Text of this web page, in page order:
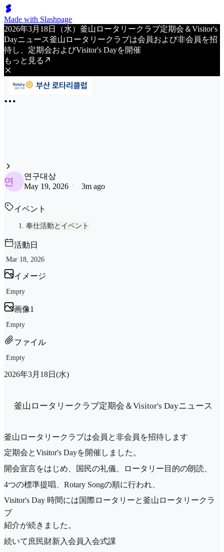
Made with Slashpage
2026年3月18日（水）釜山ロータリークラブ定期会＆Visitor's
Dayニュース釜山ロータリークラブは会員および非会員を招
待し、定期会およびVisitor's Dayを開催
もっと見る
연
연구대상
May 19, 2026
3m ago
イベント
奉仕活動とイベント
活動日
Mar 18, 2026
イメージ
Empty
画像1
Empty
ファイル
Empty
2026年3月18日(水)
釜山ロータリークラブ定期会＆Visitor's Dayニュース
釜山ロータリークラブは会員と非会員を招待します
定期会とVisitor's Dayを開催しました。
開会宣言をはじめ、国民の礼儀、ロータリー目的の朗読、
4つの標準提唱、Rotary Songの順に行われ、
Visitor's Day 時間には国際ロータリーと釜山ロータリークラ
ブ
紹介が続きました。
続いて庶民財新入会員入会式課